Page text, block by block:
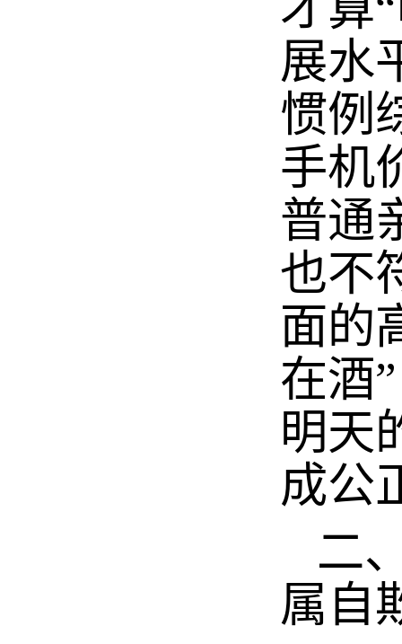
展水
惯例
手机
普通
也不
面的
在酒
明天
成公
二
属自